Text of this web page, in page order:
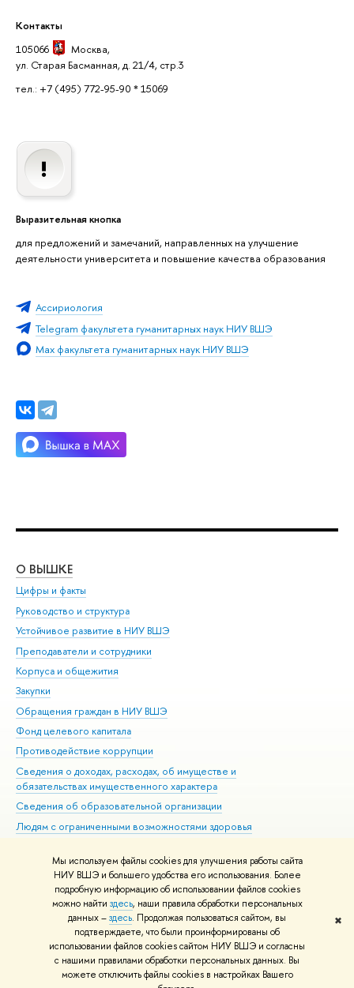
Мы используем файлы cookies для улучшения работы сайта
НИУ ВШЭ и большего удобства его использования. Более
подробную информацию об использовании файлов cookies
можно найти здесь, наши правила обработки персональных
данных –здесь. Продолжая пользоваться сайтом, вы
подтверждаете, что были проинформированы об
использовании файлов cookies сайтом НИУ ВШЭ и согласны
с нашими правилами обработки персональных данных. Вы
можете отключить файлы cookies в настройках Вашего
✖
Контакты
105066
Москва,
ул. Старая Басманная, д. 21/4, стр.3
тел.: +7 (495) 772-95-90 * 15069
Выразительная кнопка
для предложений и замечаний, направленных на улучшение
деятельности университета и повышение качества образования
Ассириология
Telegram факультета гуманитарных наук НИУ ВШЭ
Мах факультета гуманитарных наук НИУ ВШЭ
О ВЫШКЕ
Цифры и факты
Руководство и структура
Устойчивое развитие в НИУ ВШЭ
Преподаватели и сотрудники
Корпуса и общежития
Закупки
Обращения граждан в НИУ ВШЭ
Фонд целевого капитала
Противодействие коррупции
Сведения о доходах, расходах, об имуществе и
обязательствах имущественного характера
Сведения об образовательной организации
Людям с ограниченными возможностями здоровья
Работа в Вышке
© НИУ ВШЭ 1993–2026 Адреса и контакты Условия использования
материалов Политика конфиденциальности Карта сайта
Шрифты HSE Sans и HSE Slab разработаны вШколе дизайна НИУ ВШЭ